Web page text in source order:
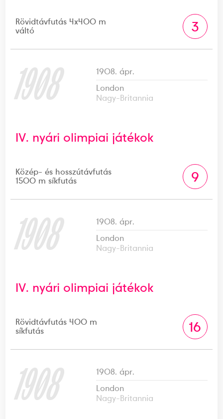
Rövidtávfutás 4x400 m
váltó
3
1908
1908. ápr.
London
Nagy-Britannia
IV. nyári olimpiai játékok
Közép- és hosszútávfutás
1500 m síkfutás
9
1908
1908. ápr.
London
Nagy-Britannia
IV. nyári olimpiai játékok
Rövidtávfutás 400 m
síkfutás
16
1908
1908. ápr.
London
Nagy-Britannia